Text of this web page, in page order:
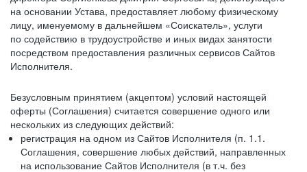
на основании Устава, предоставляет любому физическому
лицу, именуемому в дальнейшем «Соискатель», услуги
по содействию в трудоустройстве и иных видах занятости
посредством предоставления различных сервисов Сайтов
Исполнителя.
Безусловным принятием (акцептом) условий настоящей
оферты (Соглашения) считается совершение одного или
нескольких из следующих действий:
регистрация на одном из Сайтов Исполнителя (п. 1.1.
Соглашения, совершение любых действий, направленных
на использование Сайтов Исполнителя (в т.ч. без